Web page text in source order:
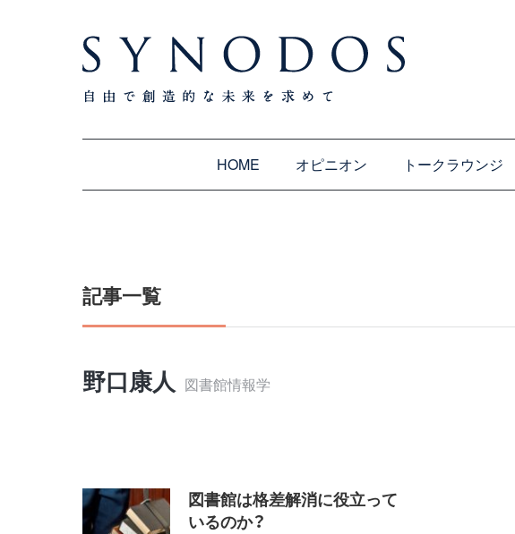
HOME オピニオン トークラウンジ
記事一覧
野口康人 図書館情報学
図書館は格差解消に役立って
いるのか？